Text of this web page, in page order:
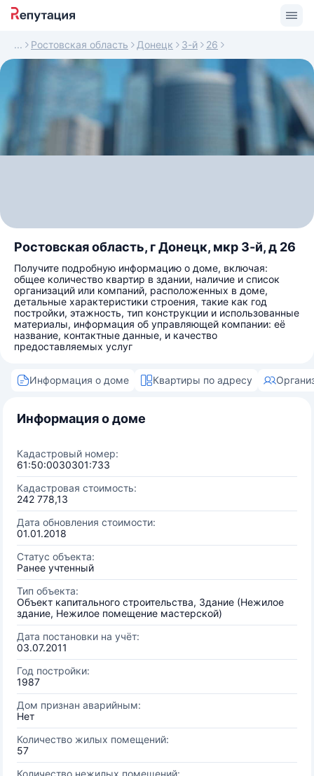
Ростовская область Донецк 3-й 26
Ростовская область, г Донецк, мкр 3-й, д 26
Получите подробную информацию о доме, включая:
общее количество квартир в здании, наличие и список
организаций или компаний, расположенных в доме,
детальные характеристики строения, такие как год
постройки, этажность, тип конструкции и использованные
материалы, информация об управляющей компании: её
название, контактные данные, и качество
предоставляемых услуг
Информация о доме Квартиры по адресу
Информация о доме
Кадастровый номер:
61:50:0030301:733
Кадастровая стоимость:
242 778,13
Дата обновления стоимости:
01.01.2018
Статус объекта:
Ранее учтенный
Тип объекта:
Объект капитального строительства, Здание (Нежилое
здание, Нежилое помещение мастерской)
Дата постановки на учёт:
03.07.2011
Год постройки:
1987
Дом признан аварийным:
Нет
Количество жилых помещений:
57
Количество нежилых помещений: